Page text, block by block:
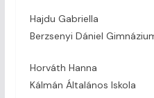
Hajdu
Berzsenyi Dániel
Horváth Hanna
Kálmán Általános Iskola